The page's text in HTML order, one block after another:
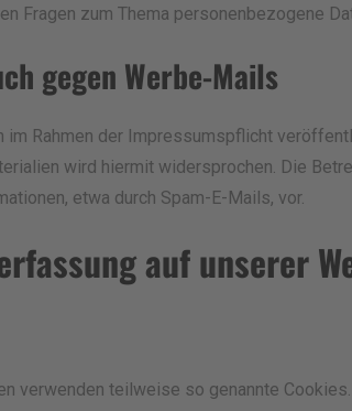
Fragen zum Thema personenbezogene
gegen Werbe-Mails
im Rahmen der Impressumspflicht
wird hiermit widersprochen. Die
etwa durch Spam-E-Mails, vor.
auf unserer
verwenden teilweise so genannte